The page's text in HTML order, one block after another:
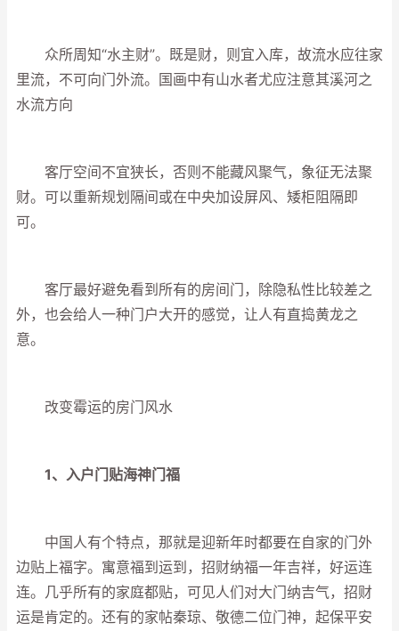
众所周知“水主财”。既是财，则宜入库，故流水应往家
里流，不可向门外流。国画中有山水者尤应注意其溪河之
水流方向
客厅空间不宜狭长，否则不能藏风聚气，象征无法聚
财。可以重新规划隔间或在中央加设屏风、矮柜阻隔即
可。
客厅最好避免看到所有的房间门，除隐私性比较差之
外，也会给人一种门户大开的感觉，让人有直捣黄龙之
意。
改变霉运的房门风水
1、入户门贴海神门福
中国人有个特点，那就是迎新年时都要在自家的门外
边贴上福字。寓意福到运到，招财纳福一年吉祥，好运连
连。几乎所有的家庭都贴，可见人们对大门纳吉气，招财
运是肯定的。还有的家帖秦琼、敬德二位门神，起保平安